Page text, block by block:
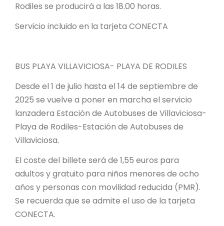
Rodiles se producirá a las 18.00 horas.
Servicio incluido en la tarjeta CONECTA
BUS PLAYA VILLAVICIOSA- PLAYA DE RODILES
Desde el 1 de julio hasta el 14 de septiembre de
2025 se vuelve a poner en marcha el servicio
lanzadera Estación de Autobuses de Villaviciosa-
Playa de Rodiles-Estación de Autobuses de
Villaviciosa.
El coste del billete será de 1,55 euros para
adultos y gratuito para niños menores de ocho
años y personas con movilidad reducida (PMR).
Se recuerda que se admite el uso de la tarjeta
CONECTA.